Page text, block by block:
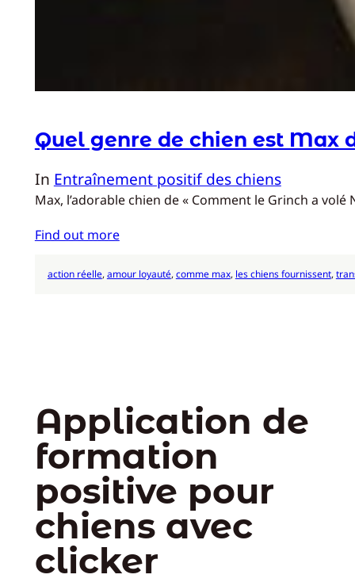
Quel genre de chien est Max
In Entraînement positif des chiens
Max, l’adorable chien de « Comment le Grinch a
Find out more
action réelle, amour loyauté, comme max, les chiens fournissent,
Application de
formation
positive pour
chiens avec
clicker